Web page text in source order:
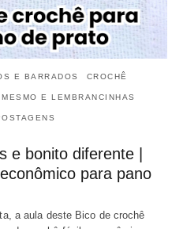
E BARRADOS CROCHÊ
E LEMBRANCINHAS
e bonito diferente |
para pano
a aula deste Bico de crochê